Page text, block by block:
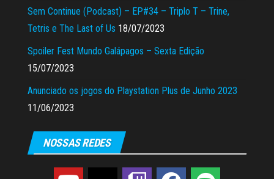
Sem Continue (Podcast) – EP#34 – Triplo T – Trine,
Tetris e The Last of Us 18/07/2023
Spoiler Fest Mundo Galápagos – Sexta Edição
15/07/2023
Anunciado os jogos do Playstation Plus de Junho 2023
11/06/2023
NOSSAS REDES